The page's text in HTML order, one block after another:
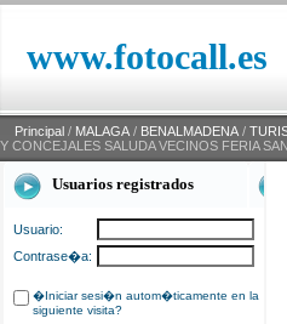
www.fotocall.es
Principal / MALAGA / BENALMADENA /
Y CONCEJALES SALUDA VECINOS FERIA
Usuarios registrados
Usuario:
Contrase�a:
�Iniciar sesi�n autom�ticamente en la
siguiente visita?